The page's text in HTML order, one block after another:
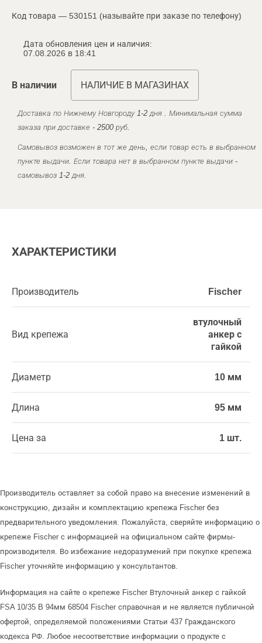
Код товара — 530151 (называйте при заказе по телефону)
Дата обновления цен и наличия:
07.08.2026 в 18:41
В наличии НАЛИЧИЕ В МАГАЗИНАХ
Доставка по Нижнему Новгороду 1-2 дня . Минимальная сумма
заказа при доставке - 2500 руб.
Самовывоз возможен в тот же день, если товар есть в выбранном
пункте выдачи. Если товара нет в выбранном пункте выдачи -
самовывоз 1-2 дня.
ХАРАКТЕРИСТИКИ
Производитель Fischer
Вид крепежа
втулочный
анкер с
гайкой
Диаметр 10 мм
Длина 95 мм
Цена за 1 шт.
Производитель оставляет за собой право на внесение изменений в
конструкцию, дизайн и комплектацию крепежа Fischer без
предварительного уведомления. Пожалуйста, сверяйте информацию о
крепеже Fischer с информацией на официальном сайте фирмы-
производителя. Во избежание недоразумений при покупке крепежа
Fischer уточняйте информацию у консультантов.
Информация на сайте о крепеже Fischer Втулочный анкер с гайкой
FSA 10/35 B 94мм 68504 Fischer справочная и не является публичной
офертой, определяемой положениями Статьи 437 Гражданского
кодекса РФ. Любое несоответствие информации о продукте с